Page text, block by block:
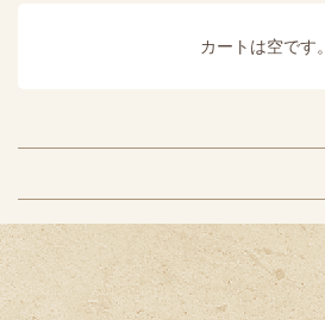
カートは空です。